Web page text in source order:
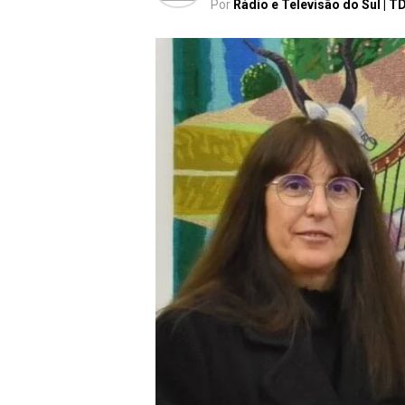
Por Rádio e Televisão do Sul |